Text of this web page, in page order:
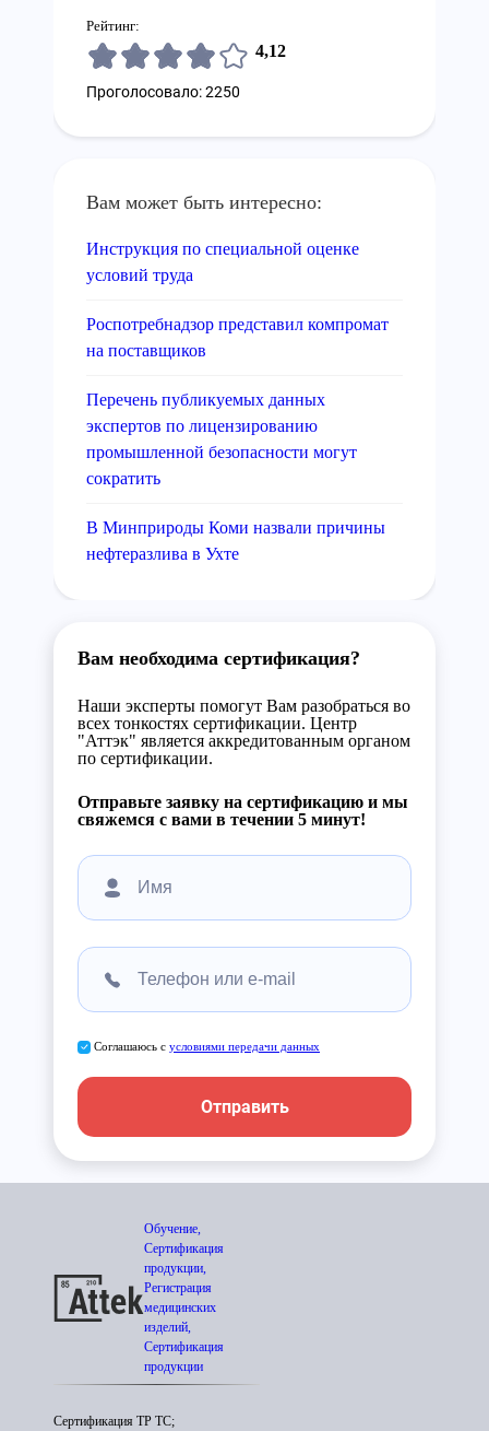
Рейтинг:
4,12
Проголосовало: 2250
Вам может быть интересно:
Инструкция по специальной оценке
условий труда
Роспотребнадзор представил компромат
на поставщиков
Перечень публикуемых данных
экспертов по лицензированию
промышленной безопасности могут
сократить
В Минприроды Коми назвали причины
нефтеразлива в Ухте
Вам необходима сертификация?
Наши эксперты помогут Вам разобраться во
всех тонкостях сертификации. Центр
"Аттэк" является аккредитованным органом
по сертификации.
Отправьте заявку на сертификацию и мы
свяжемся с вами в течении 5 минут!
Соглашаюсь с условиями передачи данных
Отправить
Обучение,
Сертификация
продукции,
Регистрация
медицинских
изделий,
Сертификация
продукции
Сертификация ТР ТС;